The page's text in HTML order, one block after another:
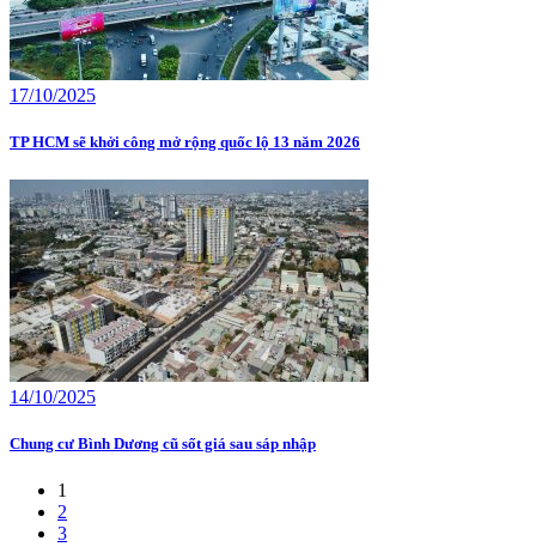
17/10/2025
TP HCM sẽ khởi công mở rộng quốc lộ 13 năm 2026
14/10/2025
Chung cư Bình Dương cũ sốt giá sau sáp nhập
1
2
3